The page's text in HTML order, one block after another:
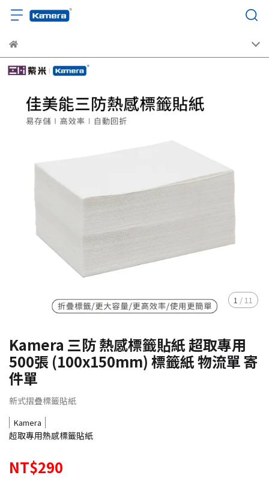
1 / 11
Kamera 三防 熱感標籤貼紙 超取專用
500張 (100x150mm) 標籤紙 物流單 寄
件單
新式摺疊標籤貼紙
Kamera
超取專用熱感標籤貼紙
NT$290